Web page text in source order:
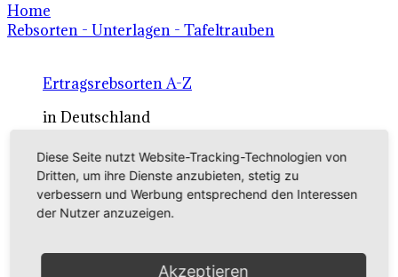
Home
Rebsorten - Unterlagen - Tafeltrauben
Ertragsrebsorten A-Z
in Deutschland
Rebsorten international
externe Links
Tafeltraubensorten
Diese Seite nutzt Website-Tracking-Technologien von
Dritten, um ihre Dienste anzubieten, stetig zu
verbessern und Werbung entsprechend den Interessen
der Nutzer anzuzeigen.
Akzeptieren